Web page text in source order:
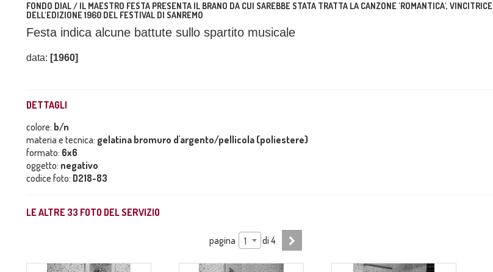
FONDO DIAL / IL MAESTRO FESTA PRESENTA IL BRANO DA CUI SAREBBE STATA TRATTA LA CANZONE 'ROMANTICA', VINCITRICE
DELL'EDIZIONE 1960 DEL FESTIVAL DI SANREMO
Festa indica alcune battute sullo spartito musicale
data: [1960]
DETTAGLI
colore: b/n
materia e tecnica: gelatina bromuro d'argento/pellicola (poliestere)
formato: 6x6
oggetto: negativo
codice foto: D218-83
LE ALTRE 33 FOTO DEL SERVIZIO
pagina 1 di4